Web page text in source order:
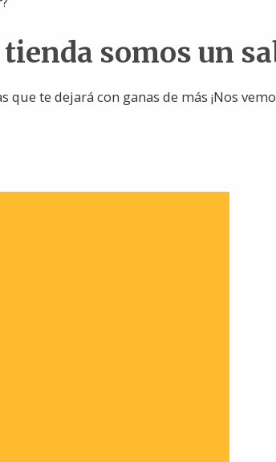
tienda somos un
te dejará con ganas de más ¡Nos